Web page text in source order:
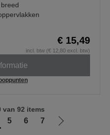
€ 15,49
incl. btw (€ 12,80 excl. btw)
5 6 7
Ga
van 92 items